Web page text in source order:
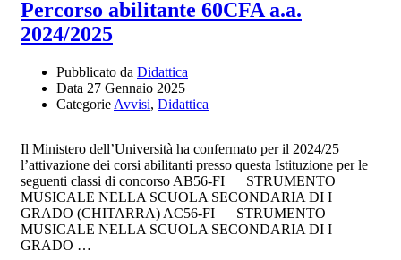
26.01.2025
Percorso abilitante 60CFA a.a.
2024/2025
Pubblicato da Didattica
Data 27 Gennaio 2025
Categorie Avvisi, Didattica
Il Ministero dell’Università ha confermato per il 2024/25
l’attivazione dei corsi abilitanti presso questa Istituzione per le
seguenti classi di concorso AB56-FI STRUMENTO
MUSICALE NELLA SCUOLA SECONDARIA DI I
GRADO (CHITARRA) AC56-FI STRUMENTO
MUSICALE NELLA SCUOLA SECONDARIA DI I
GRADO …